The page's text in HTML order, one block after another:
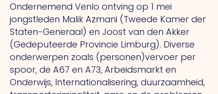
Ondernemend Venlo ontving op 1 mei
jongstleden Malik Azmani (Tweede Kamer der
Staten-Generaal) en Joost van den Akker
(Gedeputeerde Provincie Limburg). Diverse
onderwerpen zoals (personen)vervoer per
spoor, de A67 en A73, Arbeidsmarkt en
Onderwijs, Internationalisering, duurzaamheid,